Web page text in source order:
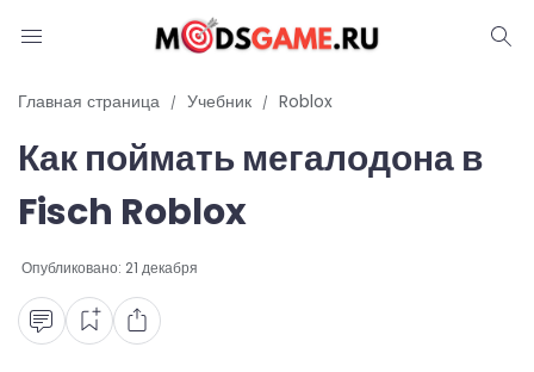
Блог
Читы и коды
Промокоды
Ошибки
Руководства
Главная страница Учебник Roblox
Как поймать мегалодона в
Fisch Roblox
Опубликовано: 21 декабря